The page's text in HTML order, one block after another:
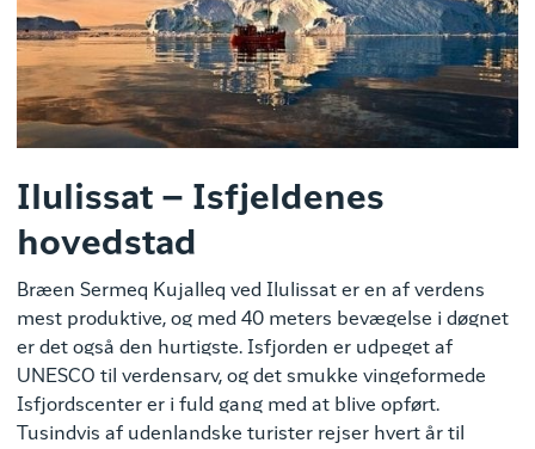
Ilulissat – Isfjeldenes
hovedstad
Bræen Sermeq Kujalleq ved Ilulissat er en af verdens
mest produktive, og med 40 meters bevægelse i døgnet
er det også den hurtigste. Isfjorden er udpeget af
UNESCO til verdensarv, og det smukke vingeformede
Isfjordscenter er i fuld gang med at blive opført.
Tusindvis af udenlandske turister rejser hvert år til